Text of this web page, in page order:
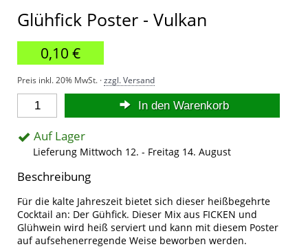
Glühfick Poster - Vulkan
0,10 €
Preis inkl. 20% MwSt. ·zzgl. Versand
In den Warenkorb
Auf Lager
Lieferung Mittwoch 12. - Freitag 14. August
Beschreibung
Für die kalte Jahreszeit bietet sich dieser heißbegehrte
Cocktail an: Der Gühfick. Dieser Mix aus FICKEN und
Glühwein wird heiß serviert und kann mit diesem Poster
auf aufsehenerregende Weise beworben werden.